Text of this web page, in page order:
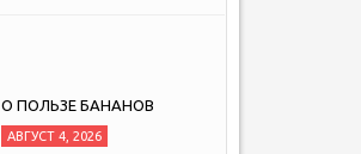
О ПОЛЬЗЕ БАНАНОВ
АВГУСТ 4, 2026